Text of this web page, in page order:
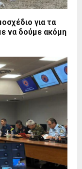
για τα
να δούμε ακόμη